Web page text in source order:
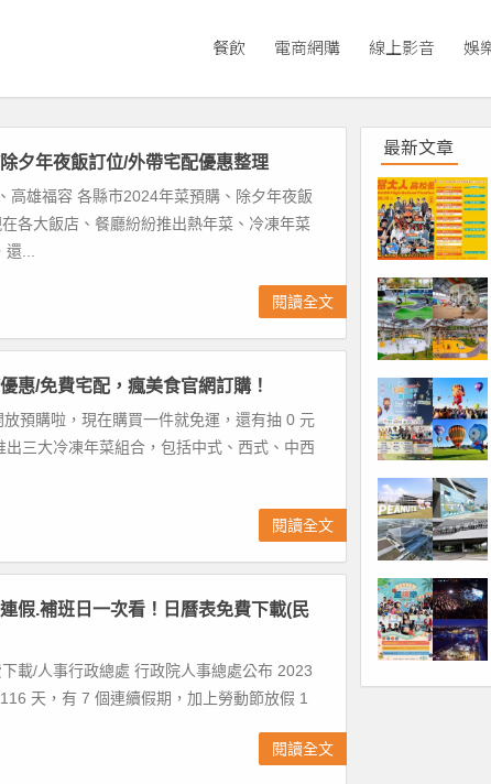
餐飲 電商網購 線上影音 娛
夕年夜飯訂位/外帶宅配優惠整理
高雄福容 各縣市2024年菜預購、除夕年夜飯
各大飯店、餐廳紛紛推出熱年菜、冷凍年菜
...
閱讀全文
惠/免費宅配，瘋美食官網訂購！
預購啦，現在購買一件就免運，還有抽 0 元
三大冷凍年菜組合，包括中式、西式、中西
閱讀全文
假.補班日一次看！日曆表免費下載(民
載/人事行政總處 行政院人事總處公布 2023
天，有 7 個連續假期，加上勞動節放假 1
閱讀全文
最新文章